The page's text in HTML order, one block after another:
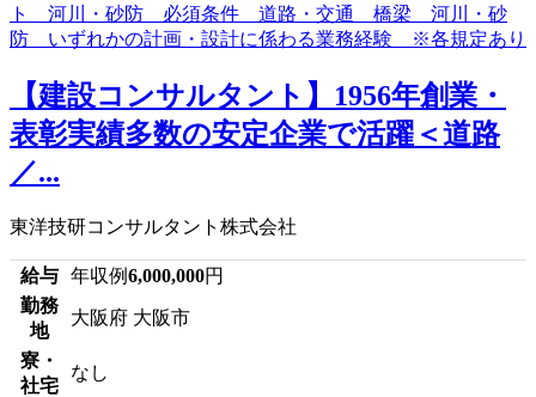
【建設コンサルタント】1956年創業・
表彰実績多数の安定企業で活躍＜道路
／...
東洋技研コンサルタント株式会社
給与 年収例6,000,000円
勤務
地
大阪府 大阪市
寮・
社宅
なし